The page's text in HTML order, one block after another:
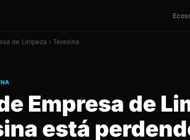
de Limpeza › Teresina
Empresa de
está